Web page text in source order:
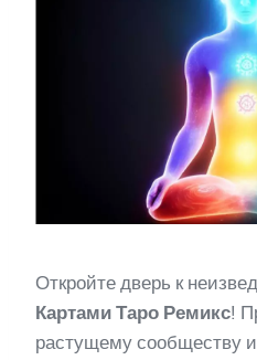
Откройте дверь к
Картами Таро Ремикс!
растущему сообществу